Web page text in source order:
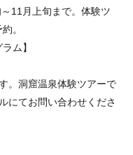
11月上旬まで。体験ツ
。
ム】
。洞窟温泉体験ツアーで
てお問い合わせくださ